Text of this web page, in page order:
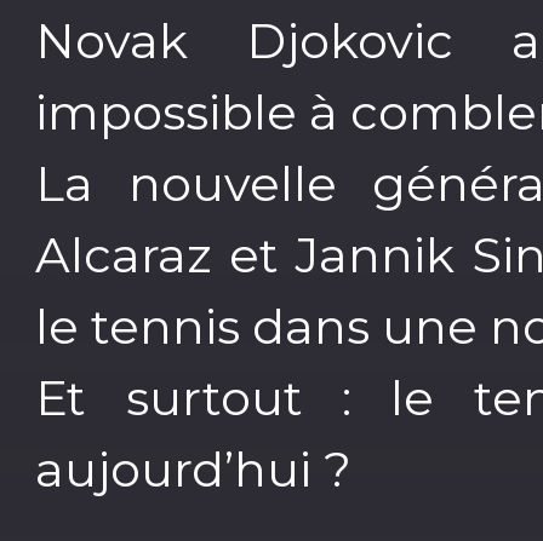
Novak Djokovic
impossible à
La nouvelle
Alcaraz et Jannik
le tennis dans une
Et surtout : le
aujourd’hui ?